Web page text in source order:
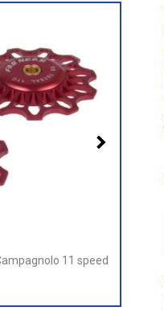
11 speed